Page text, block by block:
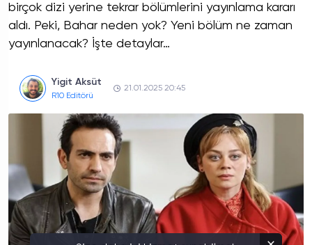
birçok dizi yerine tekrar bölümlerini yayınlama kararı
aldı. Peki, Bahar neden yok? Yeni bölüm ne zaman
yayınlanacak? İşte detaylar…
Yigit Aksüt
R10 Editörü
21.01.2025 20:45